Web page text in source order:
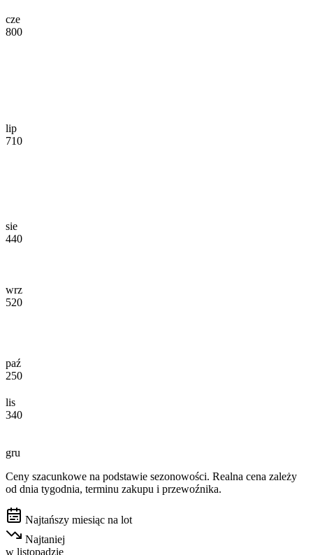
cze
800
lip
710
sie
440
wrz
520
paź
250
lis
340
gru
Ceny szacunkowe na podstawie sezonowości. Realna cena zależy
od dnia tygodnia, terminu zakupu i przewoźnika.
Najtańszy miesiąc na lot
Najtaniej
w listopadzie